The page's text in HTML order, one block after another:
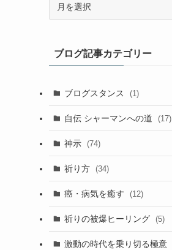
ア
ー
イ
ブ
ブログ記事カテゴリー
ブログスタンス (1)
自伝 シャーマンへの道 (17)
神示 (74)
祈り方 (34)
癌・病気を癒す (12)
祈りの被爆ヒーリング (5)
激動の時代を乗り切る極意